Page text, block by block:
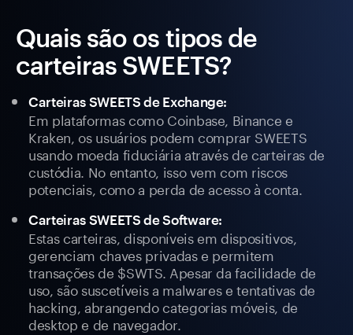
Quais são os tipos de
carteiras SWEETS?
Carteiras SWEETS de Exchange:
Em plataformas como Coinbase, Binance e
Kraken, os usuários podem comprar SWEETS
usando moeda fiduciária através de carteiras de
custódia. No entanto, isso vem com riscos
potenciais, como a perda de acesso à conta.
Carteiras SWEETS de Software:
Estas carteiras, disponíveis em dispositivos,
gerenciam chaves privadas e permitem
transações de $SWTS. Apesar da facilidade de
uso, são suscetíveis a malwares e tentativas de
hacking, abrangendo categorias móveis, de
desktop e de navegador.